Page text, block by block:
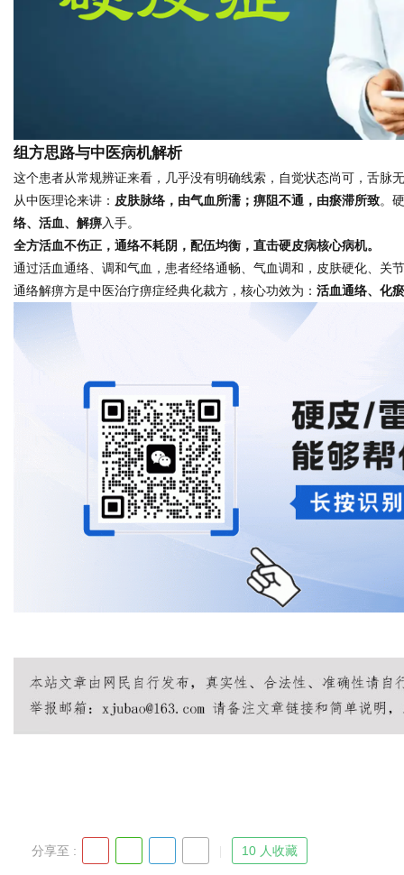
组方思路与中医病机解析
这个患者从常规辨证来看，几乎没有明确线索，自觉状态尚可，舌脉
从中医理论来讲： 皮肤脉络，由气血所濡；痹阻不通，由瘀滞所致。
络、活血、解痹 入手。
全方活血不伤正，通络不耗阴 ，配伍均衡，直击硬皮病核心病机。
通过活血通络、调和气血，患者经络通畅、气血调和，皮肤硬化、关
通络解痹方是中医治疗痹症经典化裁方，核心功效为： 活血通络、化
分享至 : 10 人收藏